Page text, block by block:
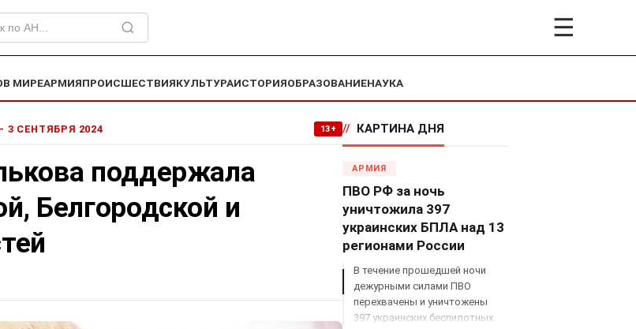
☰
В МИРЕАРМИЯПРОИСШЕСТВИЯКУЛЬТУРАИСТОРИЯОБРАЗОВАНИЕНАУКА
3 СЕНТЯБРЯ 2024 13+
поддержала
Белгородской и
// КАРТИНА ДНЯ
АРМИЯ
ПВО РФ за ночь
уничтожила 397
украинских БПЛА над 13
регионами России
В течение прошедшей ночи
дежурными силами ПВО
перехвачены и уничтожены
397 украинских беспилотных